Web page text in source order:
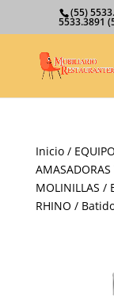
(55)
5533.3891
Inicio/
AMASADORAS
MOLINILLAS /
RHINO /